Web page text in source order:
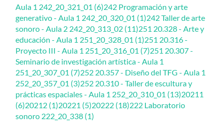
Aula 1 242_20_321_01 (6)242 Programación y arte
generativo - Aula 1 242_20_320_01 (1)242 Taller de arte
sonoro - Aula 2 242_20_313_02 (11)251 20.328 - Arte y
educación - Aula 1 251_20_328_01 (1)251 20.316 -
Proyecto III - Aula 1 251_20_316_01 (7)251 20.307 -
Seminario de investigación artística - Aula 1
251_20_307_01 (7)252 20.357 - Diseño del TFG - Aula 1
252_20_357_01 (3)252 20.310 - Taller de escultura y
prácticas espaciales - Aula 1 252_20_310_01 (13)20211
(6)20212 (1)20221 (5)20222 (18)222 Laboratorio
sonoro 222_20_338 (1)